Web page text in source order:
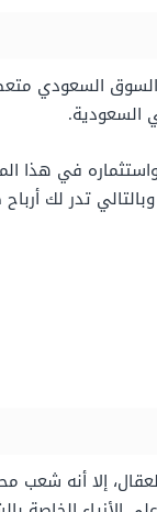
السعودي
السعودية.
في هذا
تدر لك
إلا أنه شعب